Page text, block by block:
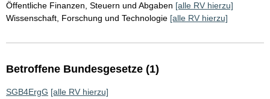
Öffentliche Finanzen, Steuern und Abgaben [alle RV hierzu]
Wissenschaft, Forschung und Technologie [alle RV hierzu]
Betroffene Bundesgesetze (1)
SGB4ErgG [alle RV hierzu]